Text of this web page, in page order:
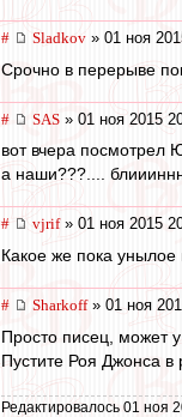
# Sladkov » 01 ноя
Срочно в перерыве
# SAS » 01 ноя 2015
вот вчера посмотрел
а наши???....
# vjrif» 01 ноя 2015
Какое же пока унылое
# Sharkoff» 01 ноя
Просто писец, может
Пустите Роя Джонса в
Редактировалось 01 ноя